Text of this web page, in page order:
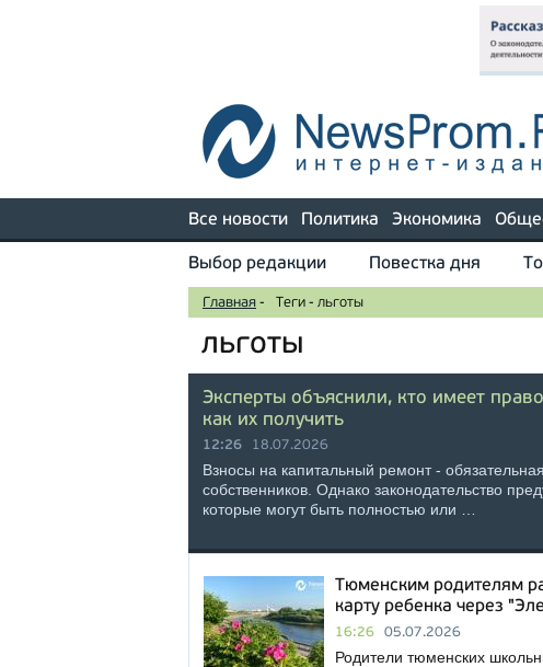
Все новости Политика Экономика
Выбор редакции Повестка дня
Главная - Теги - льготы
льготы
Эксперты объяснили, кто имеет
как их получить
12:26 18.07.2026
Взносы на капитальный ремонт -
собственников. Однако законодательство
которые могут быть полностью или …
Тюменским родителям
карту ребенка через
16:26 05.07.2026
Родители тюменских